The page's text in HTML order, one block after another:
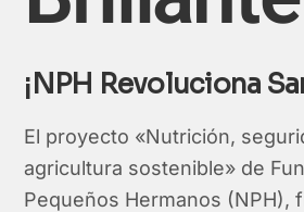
¡NPH Revoluciona
El proyecto «Nutrición,
agricultura sostenible» de
Pequeños Hermanos (NPH),